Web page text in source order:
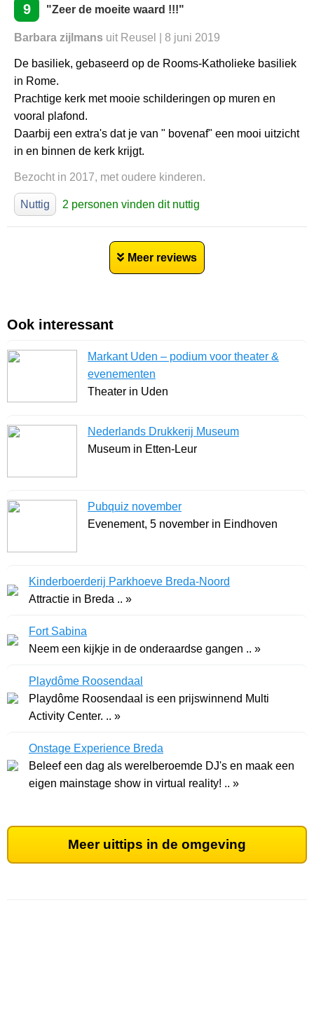
9 "Zeer de moeite waard !!!"
Barbara zijlmans uit Reusel | 8 juni 2019
De basiliek, gebaseerd op de Rooms-Katholieke basiliek
in Rome.
Prachtige kerk met mooie schilderingen op muren en
vooral plafond.
Daarbij een extra's dat je van " bovenaf" een mooi uitzicht
in en binnen de kerk krijgt.
Bezocht in 2017, met oudere kinderen.
Nuttig 2 personen vinden dit nuttig
Meer reviews
Ook interessant
Markant Uden – podium voor theater &
evenementen
Theater in Uden
Nederlands Drukkerij Museum
Museum in Etten-Leur
Pubquiz november
Evenement, 5 november in Eindhoven
Kinderboerderij Parkhoeve Breda-Noord
Attractie in Breda .. »
Fort Sabina
Neem een kijkje in de onderaardse gangen .. »
Playdôme Roosendaal
Playdôme Roosendaal is een prijswinnend Multi
Activity Center. .. »
Onstage Experience Breda
Beleef een dag als werelberoemde DJ's en maak een
eigen mainstage show in virtual reality! .. »
Meer uittips in de omgeving